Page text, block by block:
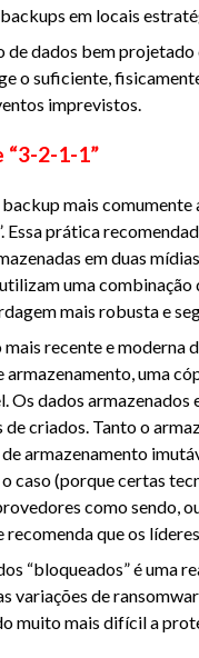
em locais
de dados bem
o suficiente,
imprevistos.
“3-2-1-1”
mais
Essa prática
em duas
uma
mais robusta e
recente e moderna
uma
Os dados
criados. Tanto o
armazenamento
caso (porque certas
como sendo,
que os
“bloqueados” é uma
variações de
muito mais difícil a